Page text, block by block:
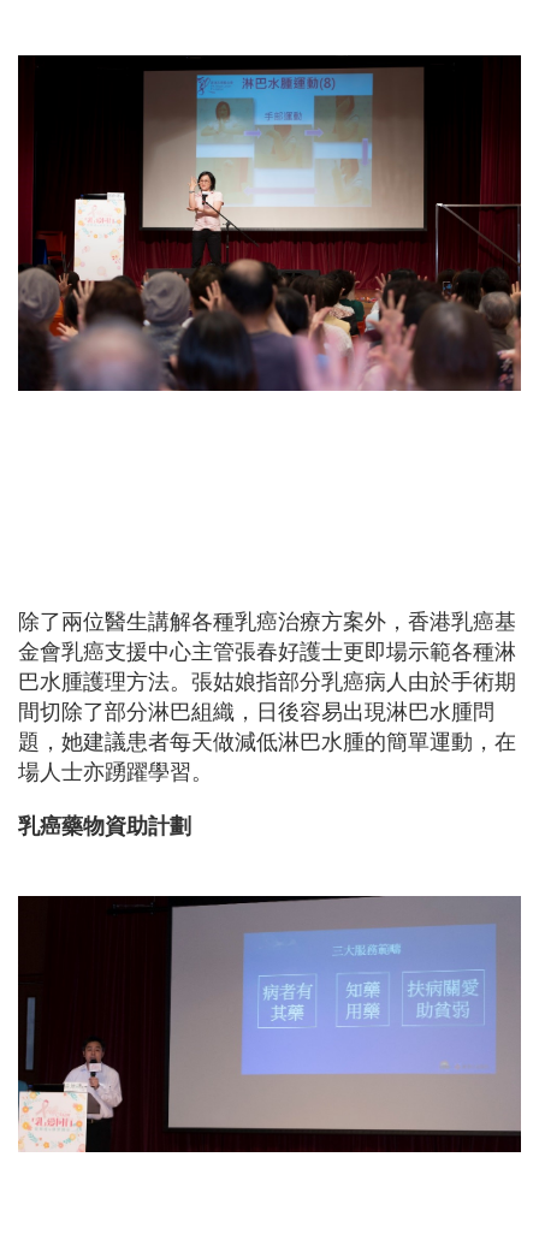
除了兩位醫生講解各種乳癌治療方案外，香港乳癌基
金會乳癌支援中心主管張春好護士更即場示範各種淋
巴水腫護理方法。張姑娘指部分乳癌病人由於手術期
間切除了部分淋巴組織，日後容易出現淋巴水腫問
題，她建議患者每天做減低淋巴水腫的簡單運動，在
場人士亦踴躍學習。
乳癌藥物資助計劃